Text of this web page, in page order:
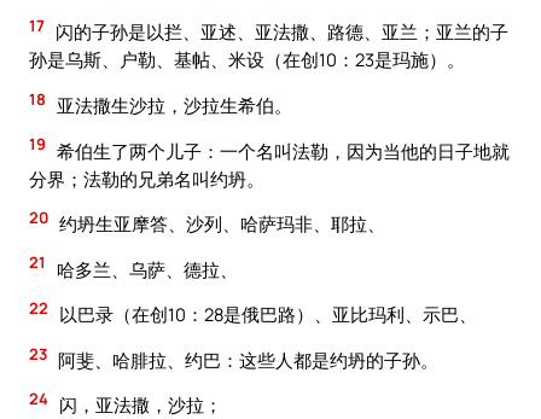
17 闪的子孙是以拦、亚述、亚法撒、路德、亚兰；亚兰的子
孙是乌斯、户勒、基帖、米设（在创10：23是玛施）。
18 亚法撒生沙拉，沙拉生希伯。
19 希伯生了两个儿子：一个名叫法勒，因为当他的日子地就
分界；法勒的兄弟名叫约坍。
20 约坍生亚摩答、沙列、哈萨玛非、耶拉、
21 哈多兰、乌萨、德拉、
22 以巴录（在创10：28是俄巴路）、亚比玛利、示巴、
23 阿斐、哈腓拉、约巴：这些人都是约坍的子孙。
24 闪，亚法撒，沙拉；